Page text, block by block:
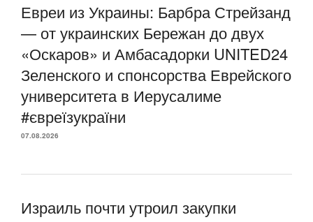
Евреи из Украины: Барбра Стрейзанд
— от украинских Бережан до двух
«Оскаров» и Амбасадорки UNITED24
Зеленского и спонсорства Еврейского
университета в Иерусалиме
#євреїзукраїни
07.08.2026
Израиль почти утроил закупки